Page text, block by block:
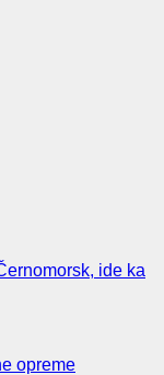
ide ka
opreme